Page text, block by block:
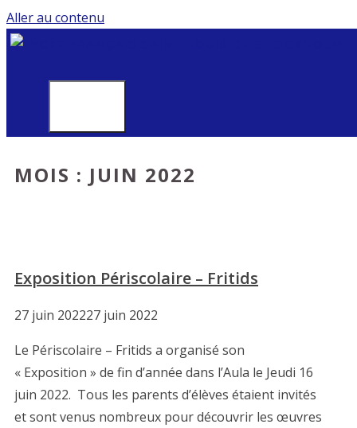
Aller au contenu
MOIS : JUIN 2022
Exposition Périscolaire – Fritids
27 juin 202227 juin 2022
Le Périscolaire – Fritids a organisé son
« Exposition » de fin d’année dans l’Aula le Jeudi 16
juin 2022. Tous les parents d’élèves étaient invités
et sont venus nombreux pour découvrir les œuvres